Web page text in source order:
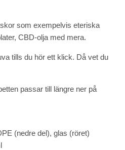
som exempelvis eteriska
CBD-olja med mera.
tills du hör ett klick. Då vet du
passar till längre ner på
(nedre del), glas (röret)